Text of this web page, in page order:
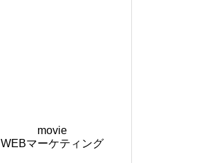
movie
WEBマーケティング